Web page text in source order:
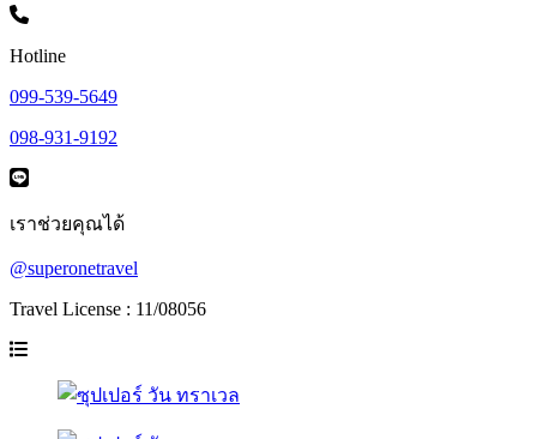
Hotline
099-539-5649
098-931-9192
เราช่วยคุณได้
@superonetravel
Travel License : 11/08056